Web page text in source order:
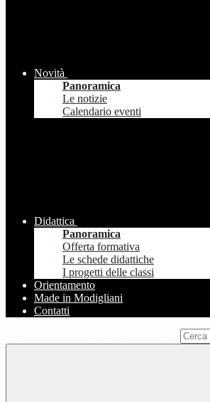
Novità
Panoramica
Le notizie
Calendario eventi
Didattica
Panoramica
Offerta formativa
Le schede didattiche
I progetti delle classi
Orientamento
Made in Modigliani
Contatti